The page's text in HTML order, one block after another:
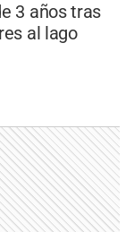
3 años tras
al lago